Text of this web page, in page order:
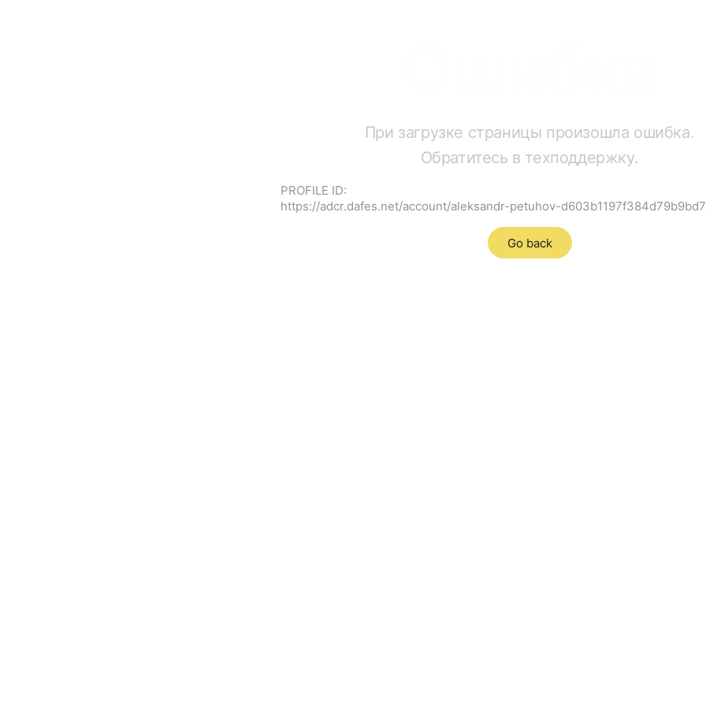
При загрузке страницы произошла ошибка.
Обратитесь в техподдержку.
PROFILE ID:
https://adcr.dafes.net/account/aleksandr-petuhov-
Go back